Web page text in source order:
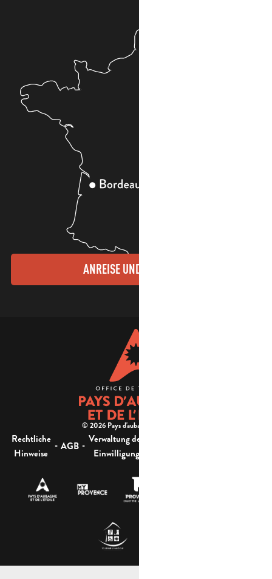
ANREISE UND KONTAKTE
© 2026 Pays d'aubagne et de l'étoile -
Rechtliche
Hinweise
- AGB - Verwaltung der
Einwilligung